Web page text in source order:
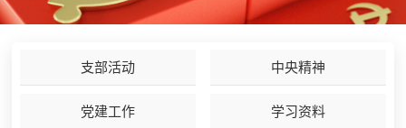
支部活动 中央精神
党建工作 学习资料